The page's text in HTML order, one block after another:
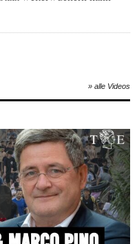
» alle Videos